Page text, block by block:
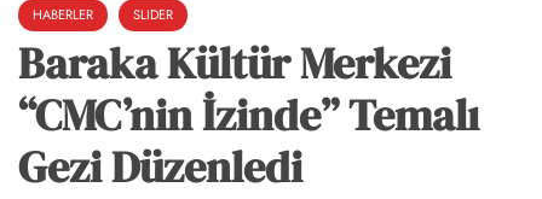
HABERLER
SLIDER
Baraka Kültür Merkezi
“CMC’nin İzinde” Temalı
Gezi Düzenledi